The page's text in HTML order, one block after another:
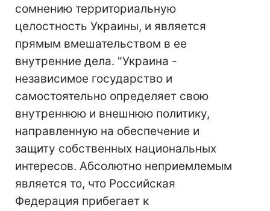
сомнению территориальную
целостность Украины, и является
прямым вмешательством в ее
внутренние дела. "Украина -
независимое государство и
самостоятельно определяет свою
внутреннюю и внешнюю политику,
направленную на обеспечение и
защиту собственных национальных
интересов. Абсолютно неприемлемым
является то, что Российская
Федерация прибегает к